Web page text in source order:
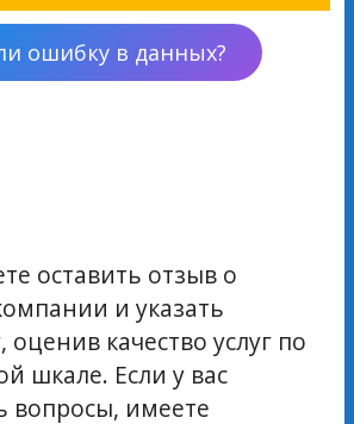
ошибку в данных?
оставить отзыв о
и указать
оценив качество услуг по
шкале. Если у вас
вопросы, имеете